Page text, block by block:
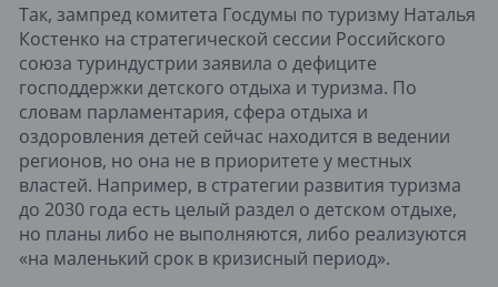
Так, зампред комитета Госдумы по туризму Наталья
Костенко на стратегической сессии Российского
союза туриндустрии заявила о дефиците
господдержки детского отдыха и туризма. По
словам парламентария, сфера отдыха и
оздоровления детей сейчас находится в ведении
регионов, но она не в приоритете у местных
властей. Например, в стратегии развития туризма
до 2030 года есть целый раздел о детском отдыхе,
но планы либо не выполняются, либо реализуются
«на маленький срок в кризисный период».